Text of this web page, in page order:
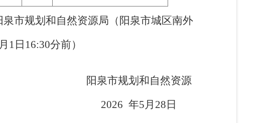
市规划和自然资源局（阳泉市城区南外
日16:30分前）
然资源
28日